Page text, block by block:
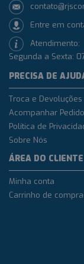
Entre em
Atendimento:
Segunda a Sexta:
PRECISA DE
Troca e Devoluções
Acompanhar Pedido
Política de
Sobre Nós
ÁREA DO CLIENTE
Minha conta
Carrinho de